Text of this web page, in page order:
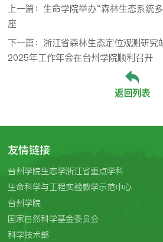
上一篇：生命学院举办“森林生态系统
座
下一篇：浙江省森林生态定位观测研究
2025年工作年会在台州学院顺利召开
返回列表
友情链接
台州学院生态学浙江省重点学科
生命科学与工程实验教学示范中心
台州学院
国家自然科学基金委员会
科学技术部